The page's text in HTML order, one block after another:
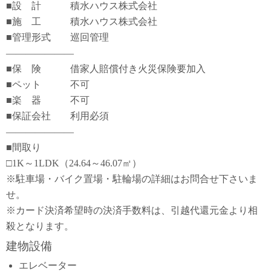
■設 計 積水ハウス株式会社
■施 工 積水ハウス株式会社
■管理形式 巡回管理
―――――――
■保 険 借家人賠償付き火災保険要加入
■ペット 不可
■楽 器 不可
■保証会社 利用必須
―――――――
■間取り
□1K～1LDK（24.64～46.07㎡）
※駐車場・バイク置場・駐輪場の詳細はお問合せ下さいま
せ。
※カード決済希望時の決済手数料は、引越代還元金より相
殺となります。
建物設備
エレベーター